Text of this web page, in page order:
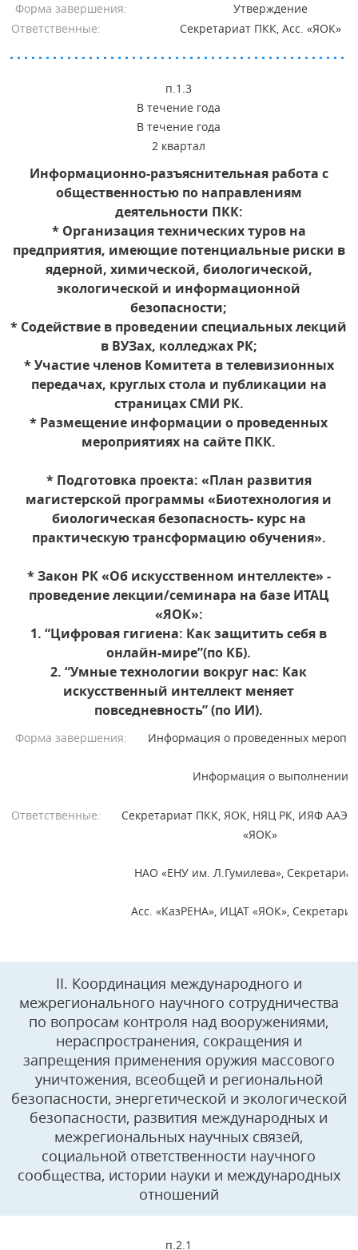
Форма завершения:
Утверждение
Ответственные:
Секретариат ПКК, Асс. «ЯОК»
п.1.3
В течение года
В течение года
2 квартал
Информационно-разъяснительная работа с
общественностью по направлениям
деятельности ПКК:
* Организация технических туров на
предприятия, имеющие потенциальные риски в
ядерной, химической, биологической,
экологической и информационной
безопасности;
* Содействие в проведении специальных лекций
в ВУЗах, колледжах РК;
* Участие членов Комитета в телевизионных
передачах, круглых стола и публикации на
страницах СМИ РК.
* Размещение информации о проведенных
мероприятиях на сайте ПКК.
* Подготовка проекта: «План развития
магистерской программы «Биотехнология и
биологическая безопасность- курс на
практическую трансформацию обучения».
* Закон РК «Об искусственном интеллекте» -
проведение лекции/семинара на базе ИТАЦ
«ЯОК»:
1. “Цифровая гигиена: Как защитить себя в
онлайн-мире”(по КБ).
2. “Умные технологии вокруг нас: Как
искусственный интеллект меняет
повседневность” (по ИИ).
Форма завершения: Информация о проведенных
Информация о выполнении
Ответственные:
Секретариат ПКК, ЯОК, НЯЦ РК, ИЯФ ААЭ
«ЯОК»
НАО «ЕНУ им. Л.Гумилева»,
Асс. «КазРЕНА», ИЦАТ «ЯОК»,
II. Координация международного и
межрегионального научного сотрудничества
по вопросам контроля над вооружениями,
нераспространения, сокращения и
запрещения применения оружия массового
уничтожения, всеобщей и региональной
безопасности, энергетической и экологической
безопасности, развития международных и
межрегиональных научных связей,
социальной ответственности научного
сообщества, истории науки и международных
отношений
п.2.1